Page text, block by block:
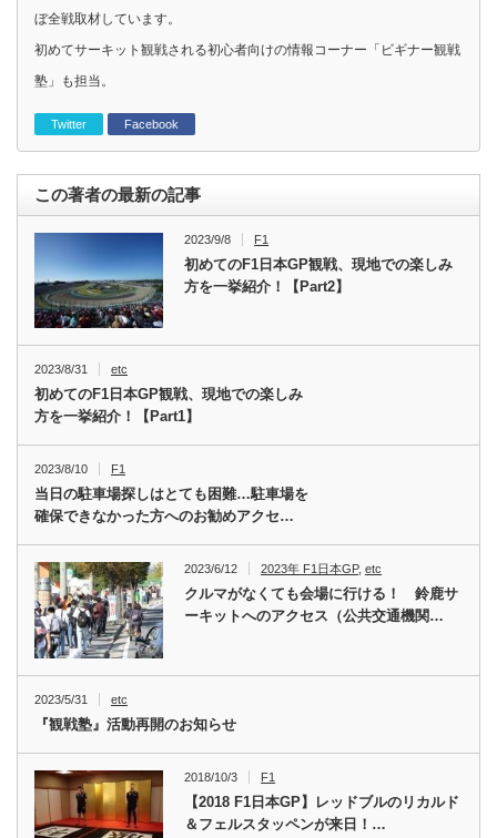
ぼ全戦取材しています。
初めてサーキット観戦される初心者向けの情報コーナー「ビギナー観戦
塾」も担当。
Twitter Facebook
この著者の最新の記事
2023/9/8 F1
初めてのF1日本GP観戦、現地での楽しみ
方を一挙紹介！【Part2】
2023/8/31 etc
初めてのF1日本GP観戦、現地での楽しみ
方を一挙紹介！【Part1】
2023/8/10 F1
当日の駐車場探しはとても困難…駐車場を
確保できなかった方へのお勧めアクセ…
2023/6/12 2023年 F1日本GP,etc
クルマがなくても会場に行ける！ 鈴鹿サ
ーキットへのアクセス（公共交通機関…
2023/5/31 etc
『観戦塾』活動再開のお知らせ
2018/10/3 F1
【2018 F1日本GP】レッドブルのリカルド
＆フェルスタッペンが来日！…